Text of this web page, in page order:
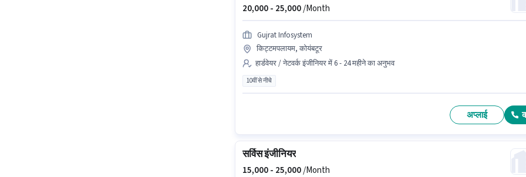
20,000 - 25,000/Month
Gujrat Infosystem
किट्टमपलायम, कोयंबटूर
हार्डवेयर / नेटवर्क इंजीनियर में 6 - 24 महीने का अनुभव
10वीं से नीचे
अप्लाई
सर्विस इंजीनियर
15,000 - 25,000/Month